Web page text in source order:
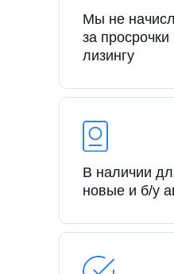
Мы не
за
лизингу
В наличии
новые и б/у